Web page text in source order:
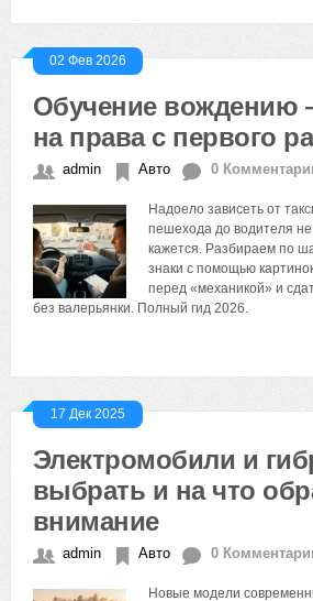
02 Фев 2026
Обучение вождению
на права с первого
admin Авто 0
Надоело зависеть от
пешехода до водителя не
кажется. Разбираем по
знаки с помощью
перед «механикой» и
без валерьянки. Полный гид 2026.
17 Дек 2025
Электромобили и
выбрать и на что
внимание
admin Авто 0
Новые модели